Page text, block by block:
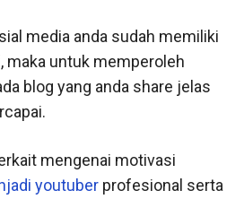
media anda sudah memiliki
maka untuk memperoleh
blog yang anda share jelas
mengenai motivasi
youtuber profesional serta